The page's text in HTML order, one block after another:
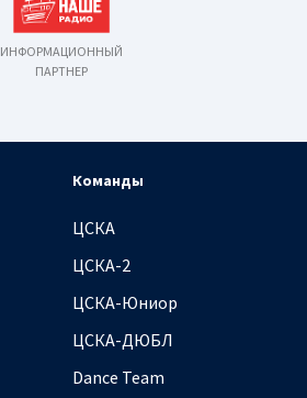
ИНФОРМАЦИОННЫЙ
ПАРТНЕР
Команды
ЦСКА
ЦСКА-2
ЦСКА-Юниор
ЦСКА-ДЮБЛ
Dance Team